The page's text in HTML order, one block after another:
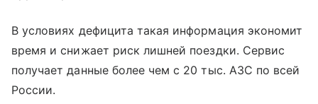
В условиях дефицита такая информация экономит
время и снижает риск лишней поездки. Сервис
получает данные более чем с 20 тыс. АЗС по всей
России.